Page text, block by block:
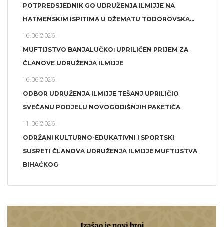
POTPREDSJEDNIK GO UDRUŽENJA ILMIJJE NA
HATMENSKIM ISPITIMA U DŽEMATU TODOROVSKA...
16.06.2026.
MUFTIJSTVO BANJALUČKO: UPRILIČEN PRIJEM ZA
ČLANOVE UDRUŽENJA ILMIJJE
16.06.2026.
ODBOR UDRUŽENJA ILMIJJE TEŠANJ UPRILIČIO
SVEČANU PODJELU NOVOGODIŠNJIH PAKETIĆA
11.06.2026.
ODRŽANI KULTURNO-EDUKATIVNI I SPORTSKI
SUSRETI ČLANOVA UDRUŽENJA ILMIJJE MUFTIJSTVA
BIHAĆKOG